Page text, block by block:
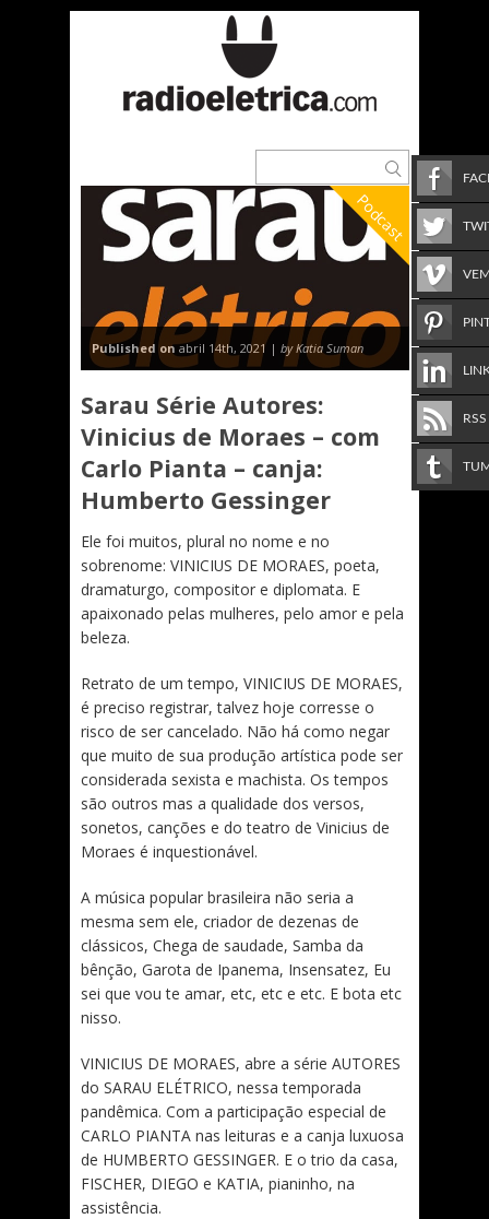
Podcast
Published onabril 14th, 2021 | by Katia Suman
Sarau Série Autores:
Vinicius de Moraes – com
Carlo Pianta – canja:
Humberto Gessinger
Ele foi muitos, plural no nome e no
sobrenome: VINICIUS DE MORAES, poeta,
dramaturgo, compositor e diplomata. E
apaixonado pelas mulheres, pelo amor e pela
beleza.
Retrato de um tempo, VINICIUS DE MORAES,
é preciso registrar, talvez hoje corresse o
risco de ser cancelado. Não há como negar
que muito de sua produção artística pode ser
considerada sexista e machista. Os tempos
são outros mas a qualidade dos versos,
sonetos, canções e do teatro de Vinicius de
Moraes é inquestionável.
A música popular brasileira não seria a
mesma sem ele, criador de dezenas de
clássicos, Chega de saudade, Samba da
bênção, Garota de Ipanema, Insensatez, Eu
sei que vou te amar, etc, etc e etc. E bota etc
nisso.
VINICIUS DE MORAES, abre a série AUTORES
do SARAU ELÉTRICO, nessa temporada
pandêmica. Com a participação especial de
CARLO PIANTA nas leituras e a canja luxuosa
de HUMBERTO GESSINGER. E o trio da casa,
FISCHER, DIEGO e KATIA, pianinho, na
assistência.
RSS